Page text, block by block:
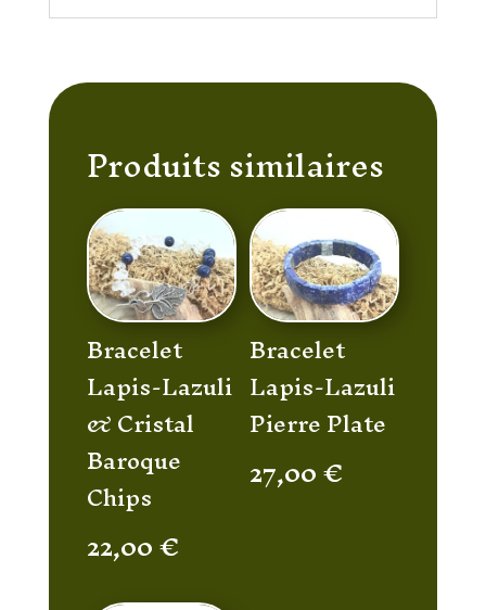
Produits similaires
Bracelet
Lapis-Lazuli
& Cristal
Baroque
Chips
22,00€
Bracelet
Lapis-Lazuli
Pierre Plate
27,00€